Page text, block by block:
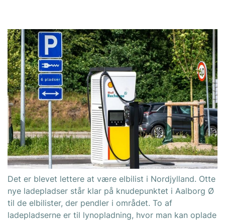
Det er blevet lettere at være elbilist i Nordjylland. Otte
nye ladepladser står klar på knudepunktet i Aalborg Ø
til de elbilister, der pendler i området. To af
ladepladserne er til lynopladning, hvor man kan oplade